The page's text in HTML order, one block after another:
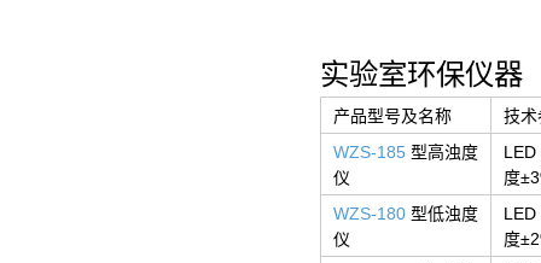
实验室环保仪器
产品型号及名称
技术
WZS-185 型高浊度
仪
度
WZS-180 型低浊度
仪
度